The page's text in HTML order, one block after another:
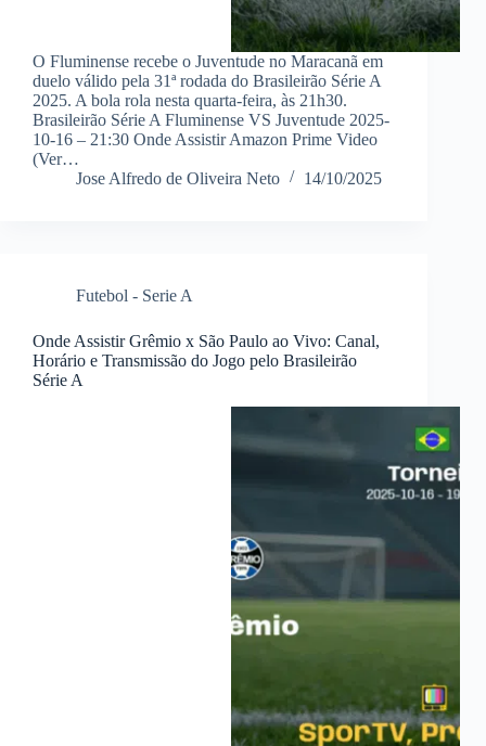
O Fluminense recebe o Juventude no Maracanã em
duelo válido pela 31ª rodada do Brasileirão Série A
2025. A bola rola nesta quarta-feira, às 21h30.
Brasileirão Série A Fluminense VS Juventude 2025-
10-16 – 21:30 Onde Assistir Amazon Prime Video
(Ver…
Jose Alfredo de Oliveira Neto
14/10/2025
Futebol - Serie A
Onde Assistir Grêmio x São Paulo ao Vivo: Canal,
Horário e Transmissão do Jogo pelo Brasileirão
Série A